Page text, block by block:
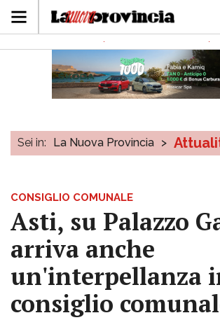
Sei in: La Nuova Provincia >
CONSIGLIO COMUNALE
Asti, su Palazzo
arriva anche
un'interpellanza
consiglio